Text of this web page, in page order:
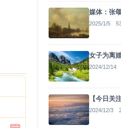
媒体：张
2025/1/5
女子为离
2024/12/
【今日关
2024/12/3